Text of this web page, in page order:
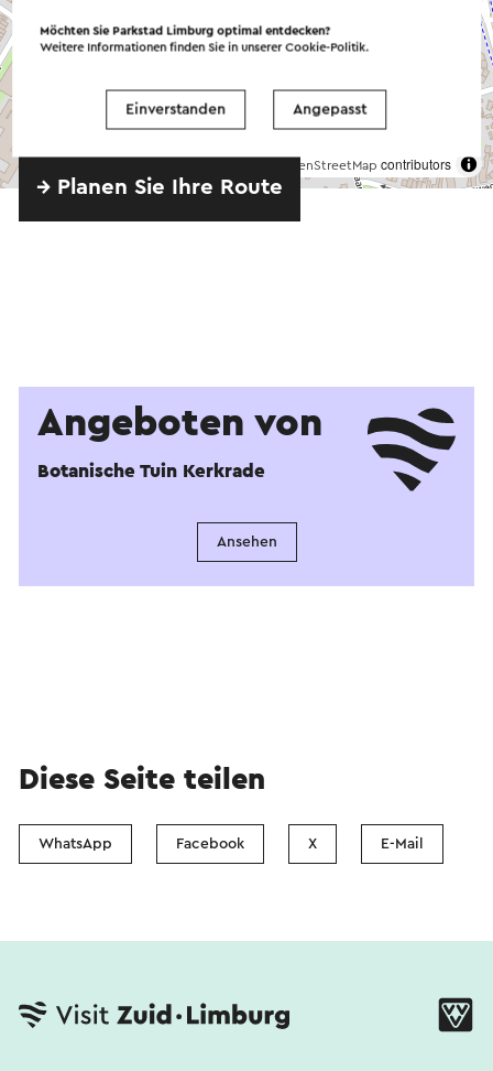
© OpenStreetMap contributors
→ Planen Sie Ihre Route
Angeboten von
Botanische Tuin Kerkrade
Ansehen
Diese Seite teilen
WhatsApp Facebook X E-Mail
Möchten Sie Parkstad Limburg optimal entdecken?
Weitere Informationen finden Sie in unsererCookie-Politik.
Einverstanden Angepasst